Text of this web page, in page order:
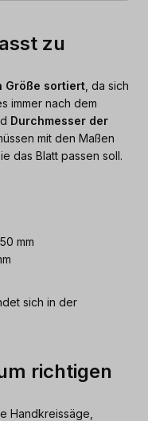
zu
Größe sortiert , da sich
immer nach dem
Durchmesser der
mit den Maßen
das Blatt passen soll.
mm
sich in der
richtigen
Handkreissäge,